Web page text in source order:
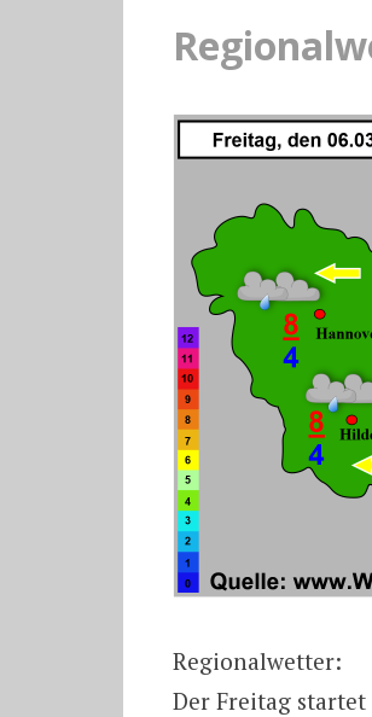
Regionalwetter:
Der Freitag